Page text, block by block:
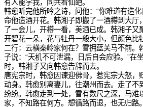
有人能学我，同共看仙葩。
韩愈听完他所吟之诗，问他：“你难道有造
命他造酒开花。韩湘子即搬了一酒樽到大厅
了一会儿，开樽一看，美酒已成。韩湘子
开碧花一朵，花与牡丹一般大小，但颜色比
二行：云横秦岭家何在？雪拥蓝关马不前。
子说：“天机不可泄漏，日后自会应验。”在
时，韩湘子又向韩愈告辞而去。
唐宪宗时，韩愈因谏迎佛骨，惹宪宗大怒，
动身。韩愈别离妻儿，往潮州而去。走了不
纷纷。韩愈走到一处，雪有数尺之深，马难
家，不知路在何方。想循路而退，也无归路